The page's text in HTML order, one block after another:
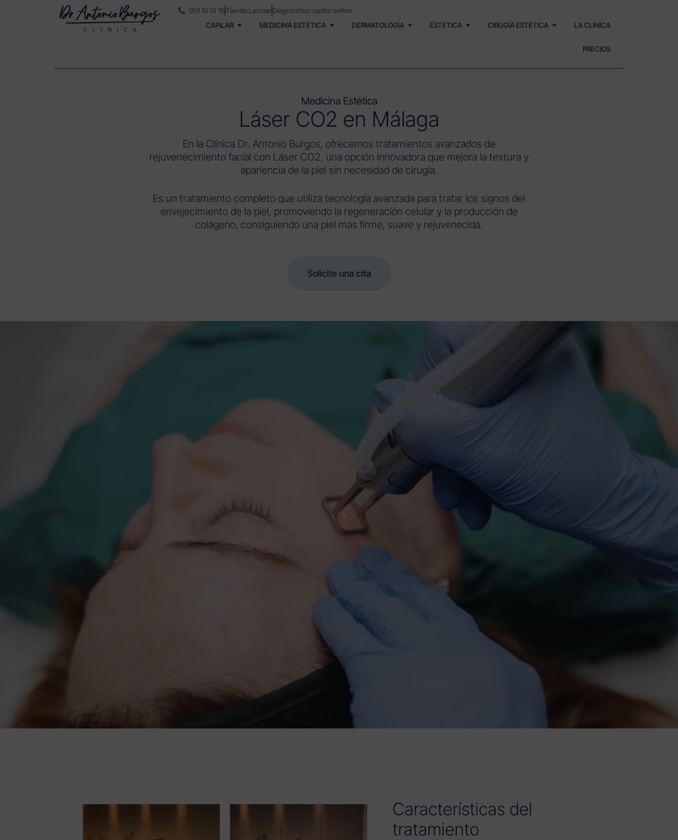
951 10 14 15 Tienda Lamaar Diagnóstico capilar online
CAPILAR
MEDICINA ESTÉTICA DERMATOLOGÍA ÉSTÉTICA CIRUGÍA ESTÉTICA LA CLÍNICA
PRECIOS
Medicina Estética
Láser CO2 en Málaga
En la Clínica Dr. Antonio Burgos, ofrecemos tratamientos avanzados de
rejuvenecimiento facial con Láser CO2, una opción innovadora que mejora la textura y
apariencia de la piel sin necesidad de cirugía.
Es un tratamiento completo que utiliza tecnología avanzada para tratar los signos del
envejecimiento de la piel, promoviendo la regeneración celular y la producción de
colágeno, consiguiendo una piel más firme, suave y rejuvenecida.
Solicite una cita
Características del
tratamiento